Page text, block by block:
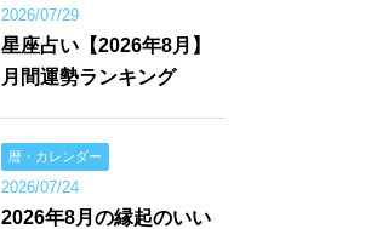
2026/07/29
星座占い【2026年8月】
月間運勢ランキング
暦・カレンダー
2026/07/24
2026年8月の縁起のいい